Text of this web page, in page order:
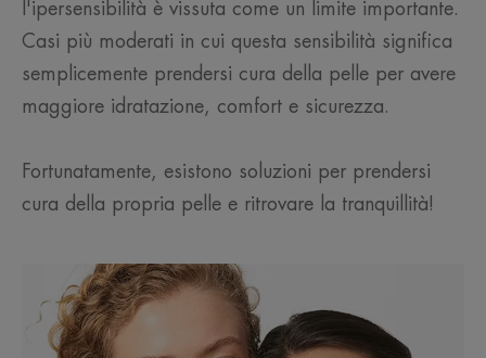
l'ipersensibilità è vissuta come un limite importante.
Casi più moderati in cui questa sensibilità significa
semplicemente prendersi cura della pelle per avere
maggiore idratazione, comfort e sicurezza.
Fortunatamente, esistono soluzioni per prendersi
cura della propria pelle e ritrovare la tranquillità!